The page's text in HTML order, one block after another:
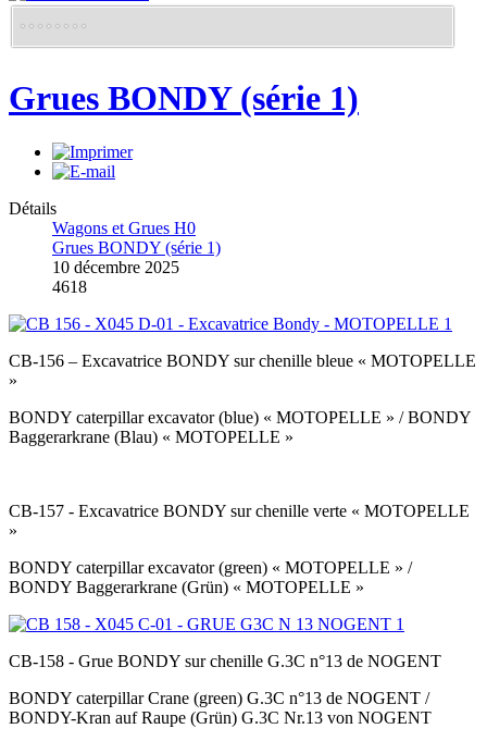
Grues BONDY (série 1)
Détails
Wagons et Grues H0
Grues BONDY (série 1)
10 décembre 2025
4618
CB-156 – Excavatrice BONDY sur chenille bleue « MOTOPELLE
»
BONDY caterpillar excavator (blue) « MOTOPELLE » / BONDY
Baggerarkrane (Blau) « MOTOPELLE »
CB-157 - Excavatrice BONDY sur chenille verte « MOTOPELLE
»
BONDY caterpillar excavator (green) « MOTOPELLE » /
BONDY Baggerarkrane (Grün) « MOTOPELLE »
CB-158 - Grue BONDY sur chenille G.3C n°13 de NOGENT
BONDY caterpillar Crane (green) G.3C n°13 de NOGENT /
BONDY-Kran auf Raupe (Grün) G.3C Nr.13 von NOGENT